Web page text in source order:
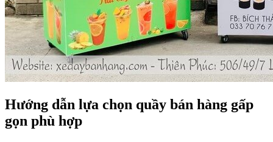
Hướng dẫn lựa chọn quầy bán hàng gấp
gọn phù hợp